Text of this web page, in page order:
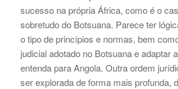
sucesso na própria África, como é o
sobretudo do Botsuana. Parece ter
o tipo de princípios e normas, bem
judicial adotado no Botsuana e adaptar
entenda para Angola. Outra ordem
ser explorada de forma mais profunda,